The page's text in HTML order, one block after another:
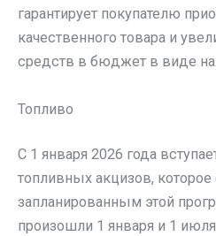
гарантирует покупателю
качественного товара и
средств в бюджет в виде
Топливо
С 1 января 2026 года
топливных акцизов, которое
запланированным этой
произошли 1 января и 1